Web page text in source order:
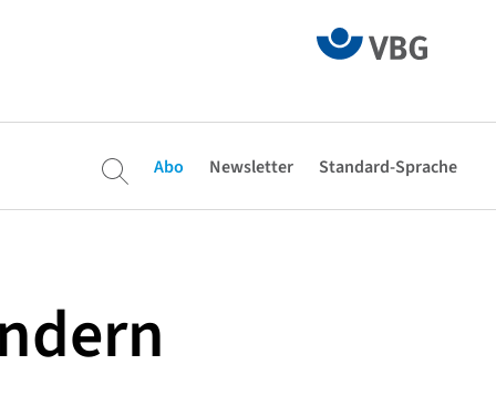
Abo Newsletter Standard-Sprache